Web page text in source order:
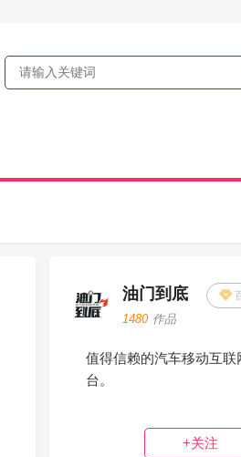
油门到底
1480 作品
值得信赖的汽车移动互联
台。
+关注